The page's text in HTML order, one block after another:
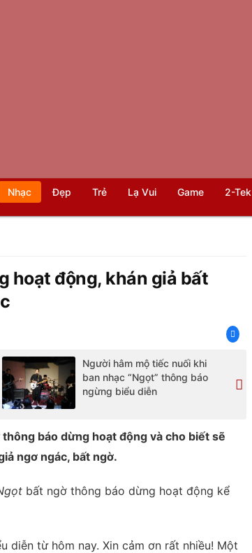
Nhạc Đẹp Trẻ Lạ Vui Game 2-Tek
hoạt động, khán giả bất
Người hâm mộ tiếc nuối khi
ban nhạc “Ngọt” thông báo
ngừng biểu diễn
báo dừng hoạt động và cho biết sẽ
ngơ ngác, bất ngờ.
bất ngờ thông báo dừng hoạt động kể
diễn từ hôm nay. Xin cảm ơn rất nhiều! Một